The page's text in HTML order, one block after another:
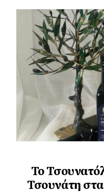
Το
Τσουνάτη